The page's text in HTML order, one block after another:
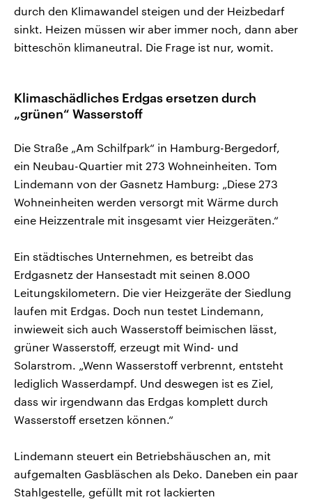
durch den Klimawandel steigen und der Heizbedarf
sinkt. Heizen müssen wir aber immer noch, dann aber
bitteschön klimaneutral. Die Frage ist nur, womit.
Klimaschädliches Erdgas ersetzen durch
„grünen“ Wasserstoff
Die Straße „Am Schilfpark“ in Hamburg-Bergedorf,
ein Neubau-Quartier mit 273 Wohneinheiten. Tom
Lindemann von der Gasnetz Hamburg: „Diese 273
Wohneinheiten werden versorgt mit Wärme durch
eine Heizzentrale mit insgesamt vier Heizgeräten.“
Ein städtisches Unternehmen, es betreibt das
Erdgasnetz der Hansestadt mit seinen 8.000
Leitungskilometern. Die vier Heizgeräte der Siedlung
laufen mit Erdgas. Doch nun testet Lindemann,
inwieweit sich auch Wasserstoff beimischen lässt,
grüner Wasserstoff, erzeugt mit Wind- und
Solarstrom. „Wenn Wasserstoff verbrennt, entsteht
lediglich Wasserdampf. Und deswegen ist es Ziel,
dass wir irgendwann das Erdgas komplett durch
Wasserstoff ersetzen können.“
Lindemann steuert ein Betriebshäuschen an, mit
aufgemalten Gasbläschen als Deko. Daneben ein paar
Stahlgestelle, gefüllt mit rot lackierten